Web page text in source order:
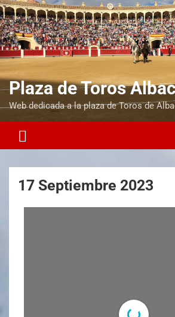
Plaza de Toros
Web dedicada a la plaza de Toros de
17 Septiembre 2023